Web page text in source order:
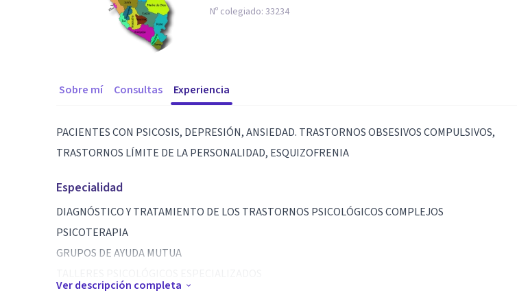
Nº colegiado: 33234
Sobre mí Consultas Experiencia
PACIENTES CON PSICOSIS, DEPRESIÓN, ANSIEDAD. TRASTORNOS OBSESIVOS COMPULSIVOS,
TRASTORNOS LÍMITE DE LA PERSONALIDAD, ESQUIZOFRENIA
Especialidad
DIAGNÓSTICO Y TRATAMIENTO DE LOS TRASTORNOS PSICOLÓGICOS COMPLEJOS
PSICOTERAPIA
GRUPOS DE AYUDA MUTUA
Ver descripción completa